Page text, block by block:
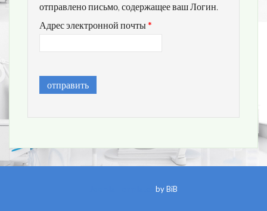
отправлено письмо, содержащее ваш Логин.
Адрес электронной почты*
отправить
by BiB